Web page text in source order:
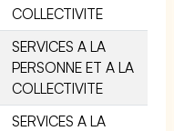
COLLECTIVITE
SERVICES A LA
PERSONNE ET A LA
COLLECTIVITE
SERVICES A LA